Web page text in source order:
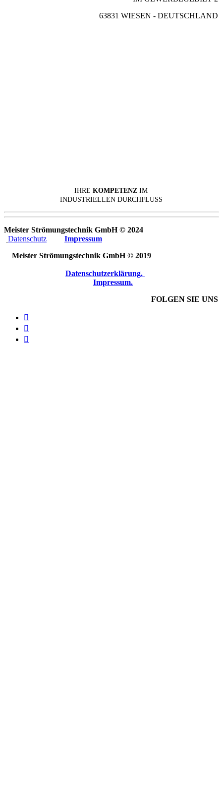
63831 WIESEN - DEUTSCHLAND
IHRE KOMPETENZ IM
INDUSTRIELLEN DURCHFLUSS
Meister Strömungstechnik GmbH © 2024
Datenschutz
Impressum
Meister Strömungstechnik GmbH © 2019
Datenschutzerklärung.
Impressum.
FOLGEN SIE UNS


